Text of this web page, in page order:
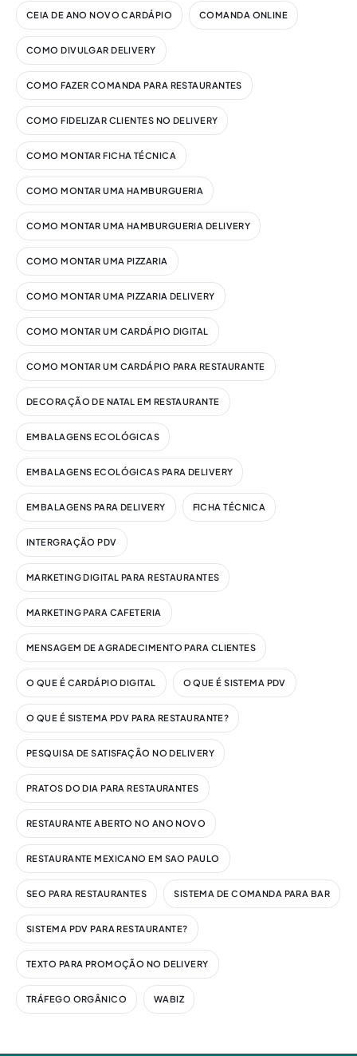
CEIA DE ANO NOVO CARDÁPIO COMANDA ONLINE
COMO DIVULGAR DELIVERY
COMO FAZER COMANDA PARA RESTAURANTES
COMO FIDELIZAR CLIENTES NO DELIVERY
COMO MONTAR FICHA TÉCNICA
COMO MONTAR UMA HAMBURGUERIA
COMO MONTAR UMA HAMBURGUERIA DELIVERY
COMO MONTAR UMA PIZZARIA
COMO MONTAR UMA PIZZARIA DELIVERY
COMO MONTAR UM CARDÁPIO DIGITAL​
COMO MONTAR UM CARDÁPIO PARA RESTAURANTE
DECORAÇÃO DE NATAL EM RESTAURANTE
EMBALAGENS ECOLÓGICAS
EMBALAGENS ECOLÓGICAS PARA DELIVERY
EMBALAGENS PARA DELIVERY FICHA TÉCNICA
INTERGRAÇÃO PDV
MARKETING DIGITAL PARA RESTAURANTES
MARKETING PARA CAFETERIA
MENSAGEM DE AGRADECIMENTO PARA CLIENTES
O QUE É CARDÁPIO DIGITAL O QUE É SISTEMA PDV
O QUE É SISTEMA PDV PARA RESTAURANTE?
PESQUISA DE SATISFAÇÃO NO DELIVERY
PRATOS DO DIA PARA RESTAURANTES
RESTAURANTE ABERTO NO ANO NOVO
RESTAURANTE MEXICANO EM SAO PAULO
SEO PARA RESTAURANTES SISTEMA DE COMANDA PARA BAR
SISTEMA PDV PARA RESTAURANTE?
TEXTO PARA PROMOÇÃO NO DELIVERY
TRÁFEGO ORGÂNICO WABIZ